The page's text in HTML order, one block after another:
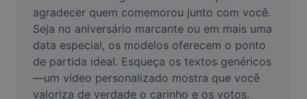
AI People Remover
AI Inpainting
Face Cutout
agradecer quem comemorou junto com você.
Seja no aniversário marcante ou em mais uma
data especial, os modelos oferecem o ponto
de partida ideal. Esqueça os textos genéricos
—um vídeo personalizado mostra que você
valoriza de verdade o carinho e os votos.